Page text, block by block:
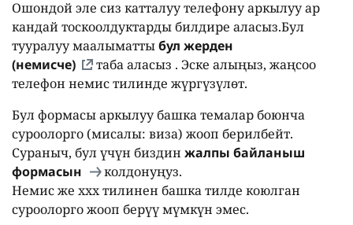
Ошондой эле сиз катталуу телефону аркылуу ар
кандай тоскоолдуктарды билдире аласыз.Бул
тууралуу маалыматтыбул жерден
(немисче)
таба аласыз . Эске алыңыз, жаңсоо
телефон немис тилинде жүргүзүлөт.
Бул формасы аркылуу башка темалар боюнча
суроолорго (мисалы: виза) жооп берилбейт.
Сураныч, бул үчүн биздин жалпы байланыш
формасын
колдонуңуз.
Немис же xxxтилинен башка тилде коюлган
суроолорго жооп берүү мүмкүн эмес.